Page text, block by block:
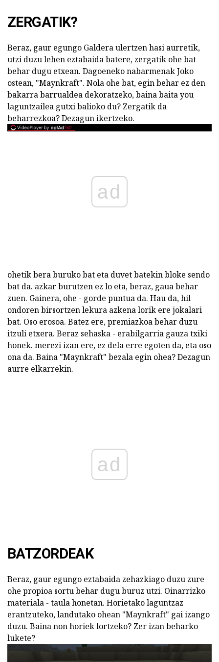
ZERGATIK?
Beraz, gaur egungo Galdera ulertzen hasi aurretik,
utzi duzu lehen eztabaida batere, zergatik ohe bat
behar dugu etxean. Dagoeneko nabarmenak Joko
ostean, "Maynkraft". Nola ohe bat, egin behar ez den
bakarra barrualdea dekoratzeko, baina baita you
laguntzailea gutxi balioko du? Zergatik da
beharrezkoa? Dezagun ikertzeko.
ad
ohetik bera buruko bat eta duvet batekin bloke sendo
bat da. azkar burutzen ez lo eta, beraz, gaua behar
zuen. Gainera, ohe - gorde puntua da. Hau da, hil
ondoren birsortzen lekura azkena lorik ere jokalari
bat. Oso erosoa. Batez ere, premiazkoa behar duzu
itzuli etxera. Beraz sehaska - erabilgarria gauza txiki
honek. merezi izan ere, ez dela erre egoten da, eta oso
ona da. Baina "Maynkraft" bezala egin ohea? Dezagun
aurre elkarrekin.
ad
BATZORDEAK
Beraz, gaur egungo eztabaida zehazkiago duzu zure
ohe propioa sortu behar dugu buruz utzi. Oinarrizko
materiala - taula honetan. Horietako laguntzaz
erantzuteko, landutako ohean "Maynkraft" gai izango
duzu. Baina non horiek lortzeko? Zer izan beharko
lukete?